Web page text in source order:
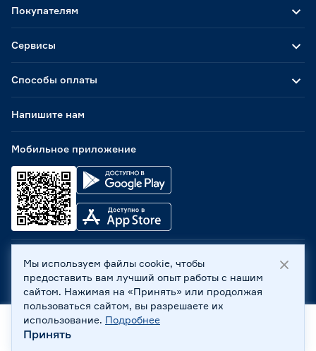
Способы оплаты
Мобильное приложение
Покупателям
Сервисы
Напишите нам
ООО «Бауцентр Рус» 2004 -2026, 236029, г. Калининград,
ул. А.Невского, 205. ИНН 7702596813, КПП 390601001 ©
Все права защищены
Политика обработки персональных данных
Правовая информация
Охрана труда
Главная
Мы используем файлы cookie, чтобы
предоставить вам лучший опыт работы с нашим
сайтом. Нажимая на «Принять» или продолжая
пользоваться сайтом, вы разрешаете их
использование. Подробнее
Принять